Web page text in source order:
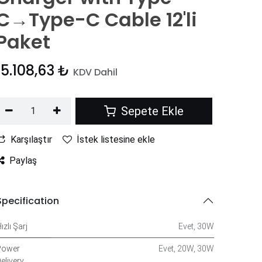
C Cable 12'li
₺ KDV Dahil
Sepete Ekle
Karşılaştır
İstek listesine ekle
Paylaş
Şarj Evet, 30W
Evet, 20W, 30W